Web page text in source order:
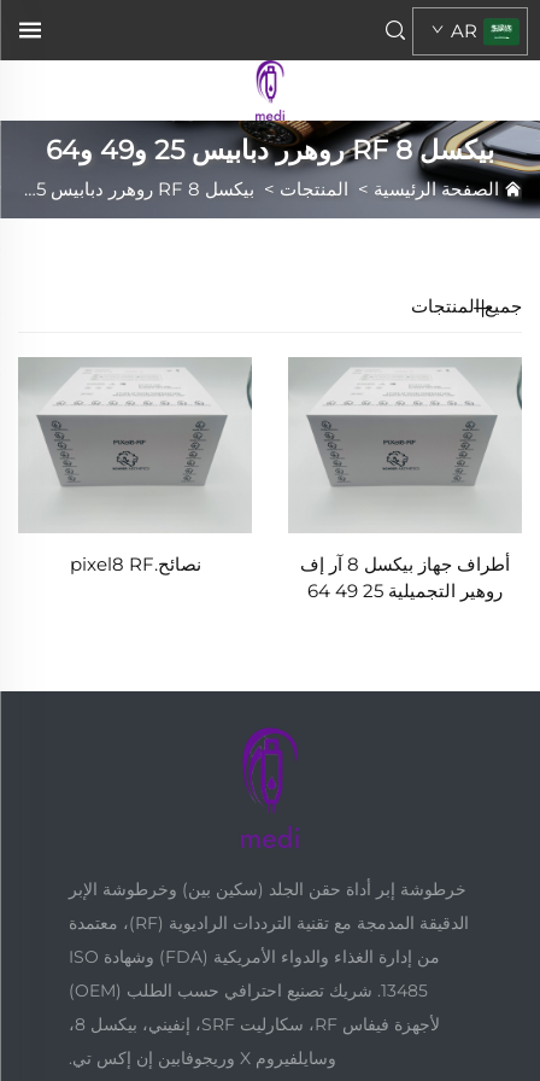
AR
بيكسل 8 RF روهرر دبابيس 25 و49 و64
الصفحة الرئيسية > المنتجات > بيكسل 8 RF روهرر دبابيس 25 و49 و64
جميع المنتجات
أطراف جهاز بيكسل 8 آر إف
روهير التجميلية 25 49 64
نصائح.pixel8 RF
خرطوشة إبر أداة حقن الجلد (سكين بين) وخرطوشة الإبر
الدقيقة المدمجة مع تقنية الترددات الراديوية (RF)، معتمدة
من إدارة الغذاء والدواء الأمريكية (FDA) وشهادة ISO
13485. شريك تصنيع احترافي حسب الطلب (OEM)
لأجهزة فيفاس RF، سكارليت SRF، إنفيني، بيكسل 8،
وسايلفيروم X وريجوفابين إن إكس تي.